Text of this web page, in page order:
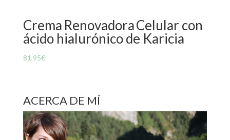
Crema Renovadora Celular con
ácido hialurónico de Karicia
81,95€
ACERCA DE MÍ